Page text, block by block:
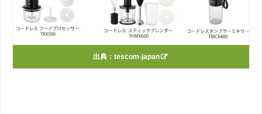
出典： tescom-japan